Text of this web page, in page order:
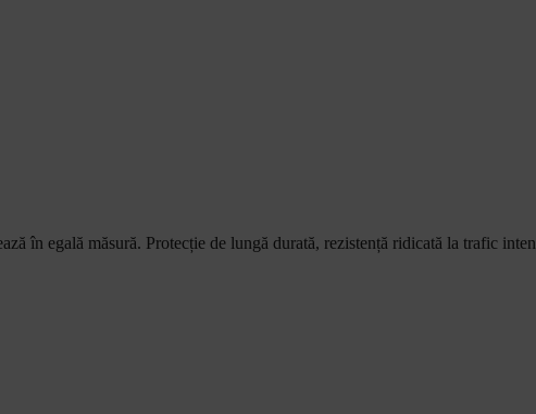
în egală măsură. Protecție de lungă durată, rezistență ridicată la trafic